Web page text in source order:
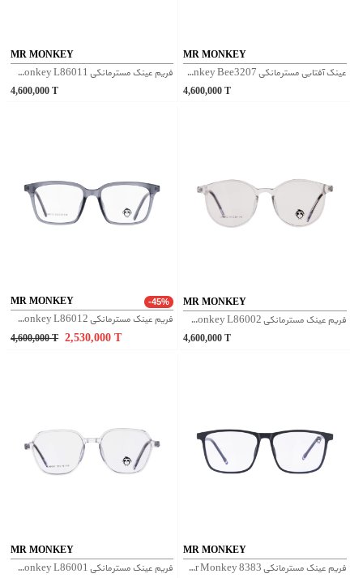
MR MONKEY
فریم عینک مسترمانکی Mr Monkey L86011 - شفاف
4,600,000T
MR MONKEY
عینک آفتابی مسترمانکی Mr Monkey Bee3207 - مشکی
4,600,000 T
MR MONKEY -45%
فریم عینک مسترمانکی Mr Monkey L86012 - طوسی
4,600,000T 2,530,000T
MR MONKEY
فریم عینک مسترمانکی Mr Monkey L86002 - شفاف
4,600,000 T
MR MONKEY
فریم عینک مسترمانکی Mr Monkey L86001 - شفاف
MR MONKEY
فریم عینک مسترمانکی Mr Monkey 8383 - مشکی مات